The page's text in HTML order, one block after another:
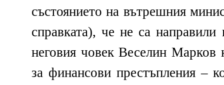
състоянието на вътрешния
справката), че не са
неговия човек Веселин
за финансови престъпления –